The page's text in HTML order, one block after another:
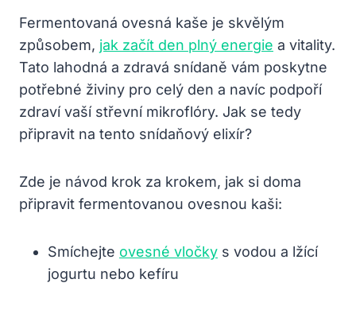
Fermentovaná ovesná kaše je skvělým
způsobem, jak začít den plný energie a vitality.
Tato lahodná a zdravá snídaně vám poskytne
potřebné živiny pro celý den a navíc podpoří
zdraví vaší střevní mikroflóry. Jak se tedy
připravit na tento snídaňový elixír?
Zde je návod krok za krokem, jak si doma
připravit fermentovanou ovesnou kaši:
Smíchejte ovesné vločky s vodou a lžící
jogurtu nebo kefíru